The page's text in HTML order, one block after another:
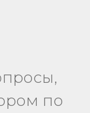
по